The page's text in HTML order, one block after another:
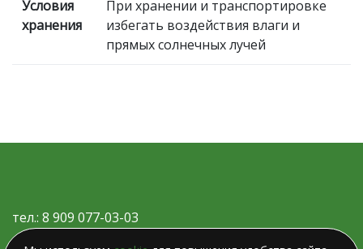
Условия
хранения
При хранении и транспортировке
избегать воздействия влаги и
прямых солнечных лучей
тел.: 8 909 077-03-03